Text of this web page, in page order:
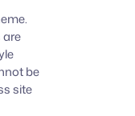
are
be
site